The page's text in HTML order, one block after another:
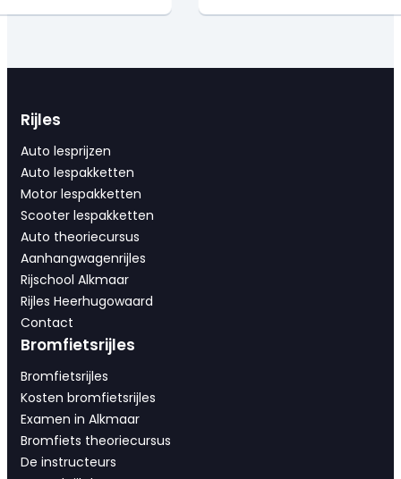
Rijles
Auto lesprijzen
Auto lespakketten
Motor lespakketten
Scooter lespakketten
Auto theoriecursus
Aanhangwagenrijles
Rijschool Alkmaar
Rijles Heerhugowaard
Contact
Bromfietsrijles
Bromfietsrijles
Kosten bromfietsrijles
Examen in Alkmaar
Bromfiets theoriecursus
De instructeurs